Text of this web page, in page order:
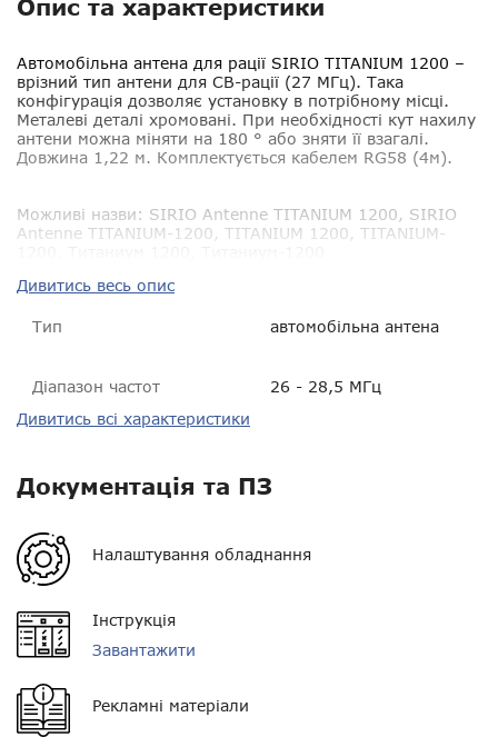
Опис та характеристики
Автомобільна антена для рації SIRIO TITANIUM 1200 –
врізний тип антени для CB-рації (27 МГц). Така
конфігурація дозволяє установку в потрібному місці.
Металеві деталі хромовані. При необхідності кут нахилу
антени можна міняти на 180 ° або зняти її взагалі.
Довжина 1,22 м. Комплектується кабелем RG58 (4м).
Можливі назви: SIRIO Antenne TITANIUM 1200, SIRIO
Antenne TITANIUM-1200, TITANIUM 1200, TITANIUM-
Дивитись весь опис
Тип автомобільна антена
Діапазон частот 26 - 28,5 МГц
Тип кріплення
Вага 0,4 кг
Роз'єм
Довжина
Посилення, dBi
Дивитись всі характеристики
Документація та ПЗ
Налаштування обладнання
Інструкція
Завантажити
Рекламні матеріали